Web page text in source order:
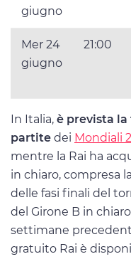
giugno
Mer 24
giugno
21:00
In Italia, è prevista
partite dei Mondiali
mentre la Rai ha
in chiaro, compresa
delle fasi finali del
del Girone B in
settimane
gratuito Rai è